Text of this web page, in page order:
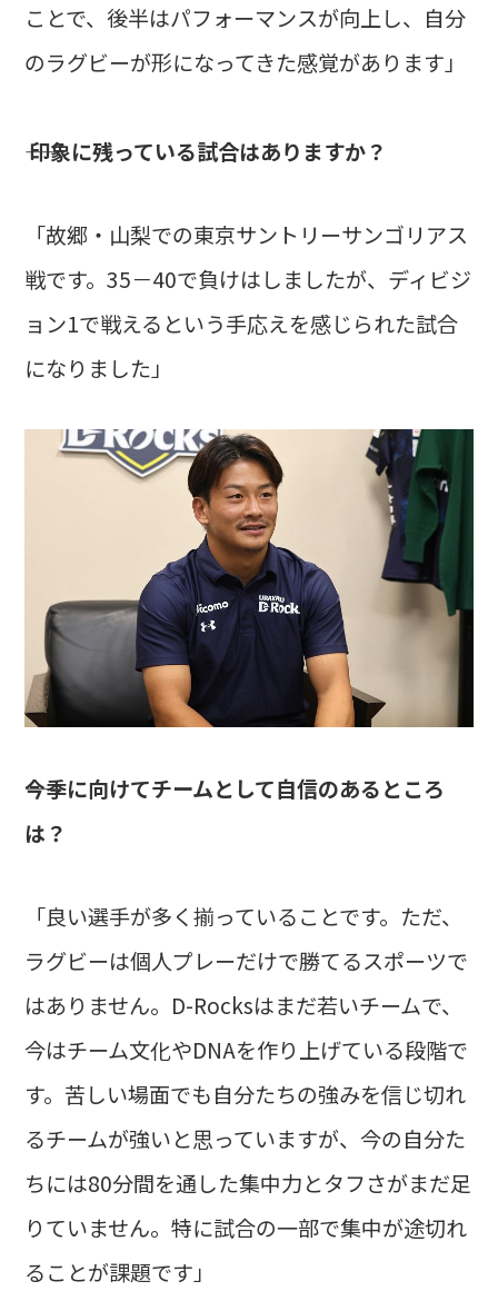
ことで、後半はパフォーマンスが向上し、自分
のラグビーが形になってきた感覚があります」
―― 印象に残っている試合はありますか？
「故郷・山梨での東京サントリーサンゴリアス
戦です。35－40で負けはしましたが、ディビジ
ョン1で戦えるという手応えを感じられた試合
になりました」
――今季に向けてチームとして自信のあるところ
は？
「良い選手が多く揃っていることです。ただ、
ラグビーは個人プレーだけで勝てるスポーツで
はありません。D-Rocksはまだ若いチームで、
今はチーム文化やDNAを作り上げている段階で
す。苦しい場面でも自分たちの強みを信じ切れ
るチームが強いと思っていますが、今の自分た
ちには80分間を通した集中力とタフさがまだ足
りていません。特に試合の一部で集中が途切れ
ることが課題です」